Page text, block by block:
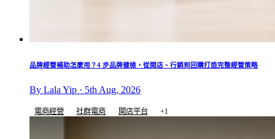
品牌經營補助怎麼用？4 步品牌健檢，從開店、行銷到回購打造完整經營策略
By Lala Yip · 5th Aug, 2026
電商經營 社群電商 開店平台 +1